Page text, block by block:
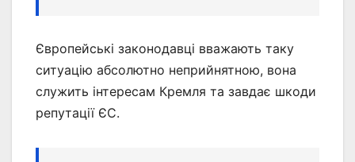
Європейські законодавці вважають таку
ситуацію абсолютно неприйнятною, вона
служить інтересам Кремля та завдає шкоди
репутації ЄС.